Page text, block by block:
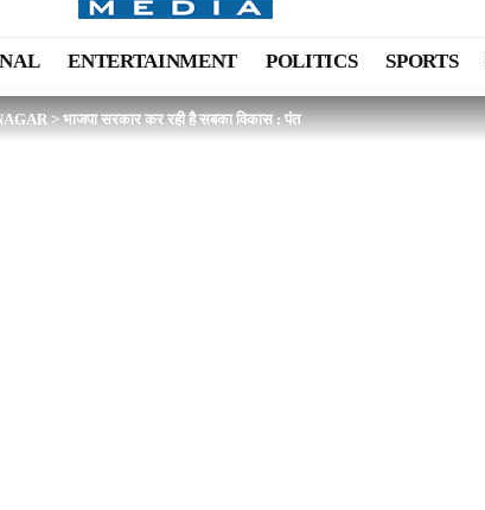
ENTERTAINMENT POLITICS SPORTS
>भाजपा सरकार कर रही है सबका विकास : पंत